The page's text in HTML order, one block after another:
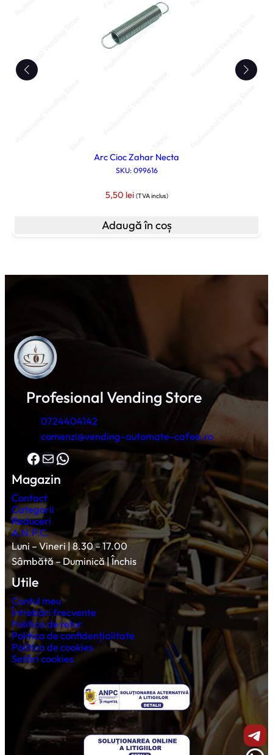
Arc Cioc Zahar Necta
SKU: 099616
5,50 lei (TVA inclus)
Adaugă în coș
Profesional Vending Store
0724404142
comenzi@vending-automate-cafea.ro
Facebook Mail WhatsApp
Magazin
Contact
Categorii
Reduceri
A.N.P.C.
Luni – Vineri | 8.30 – 17.00
Sâmbătă – Duminică | Închis
Utile
Contul meu
Întrebări frecvente
Politica de retur
Politica de confidențialitate
Politica de cookies
Setări cookies